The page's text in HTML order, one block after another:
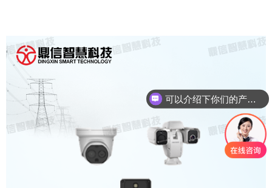
可以介绍下你们的产品么？